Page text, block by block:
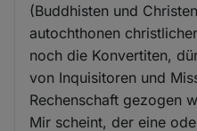
(Buddhisten und
autochthonen
noch die Konvertiten,
von Inquisitoren und
Rechenschaft gezogen
Mir scheint, der eine